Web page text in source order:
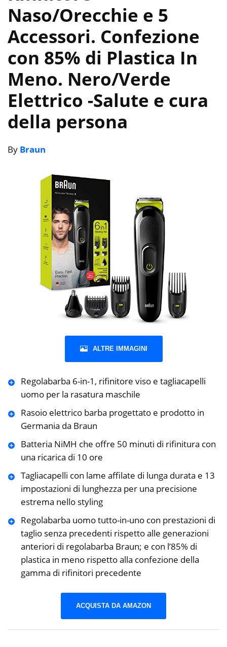
Naso/Orecchie e 5
Accessori. Confezione
con 85% di Plastica In
Meno. Nero/Verde
Elettrico -Salute e cura
della persona
By Braun
ALTRE IMMAGINI
Regolabarba 6-in-1, rifinitore viso e tagliacapelli
uomo per la rasatura maschile
Rasoio elettrico barba progettato e prodotto in
Germania da Braun
Batteria NiMH che offre 50 minuti di rifinitura con
una ricarica di 10 ore
Tagliacapelli con lame affilate di lunga durata e 13
impostazioni di lunghezza per una precisione
estrema nello styling
Regolabarba uomo tutto-in-uno con prestazioni di
taglio senza precedenti rispetto alle generazioni
anteriori di regolabarba Braun; e con l’85% di
plastica in meno rispetto alla confezione della
gamma di rifinitori precedente
ACQUISTA DA AMAZON